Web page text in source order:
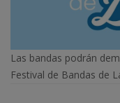
Las bandas podrán
Festival de Bandas de